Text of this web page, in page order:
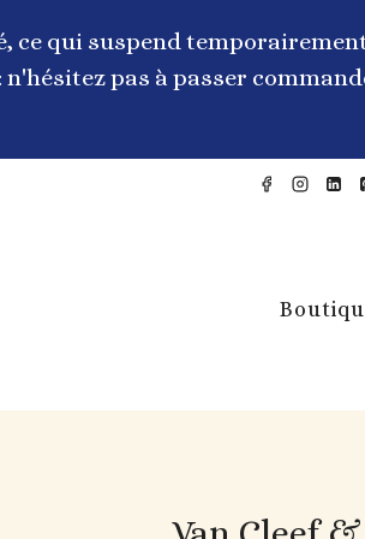
ce qui suspend
pas à passer